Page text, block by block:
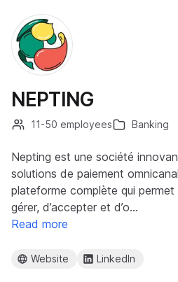
NEPTING
11-50 employees Banking
Nepting est une société
solutions de paiement
plateforme complète qui
gérer, d’accepter et d’o…
Read more
Website LinkedIn